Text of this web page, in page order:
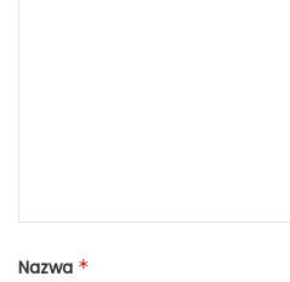
Nazwa *